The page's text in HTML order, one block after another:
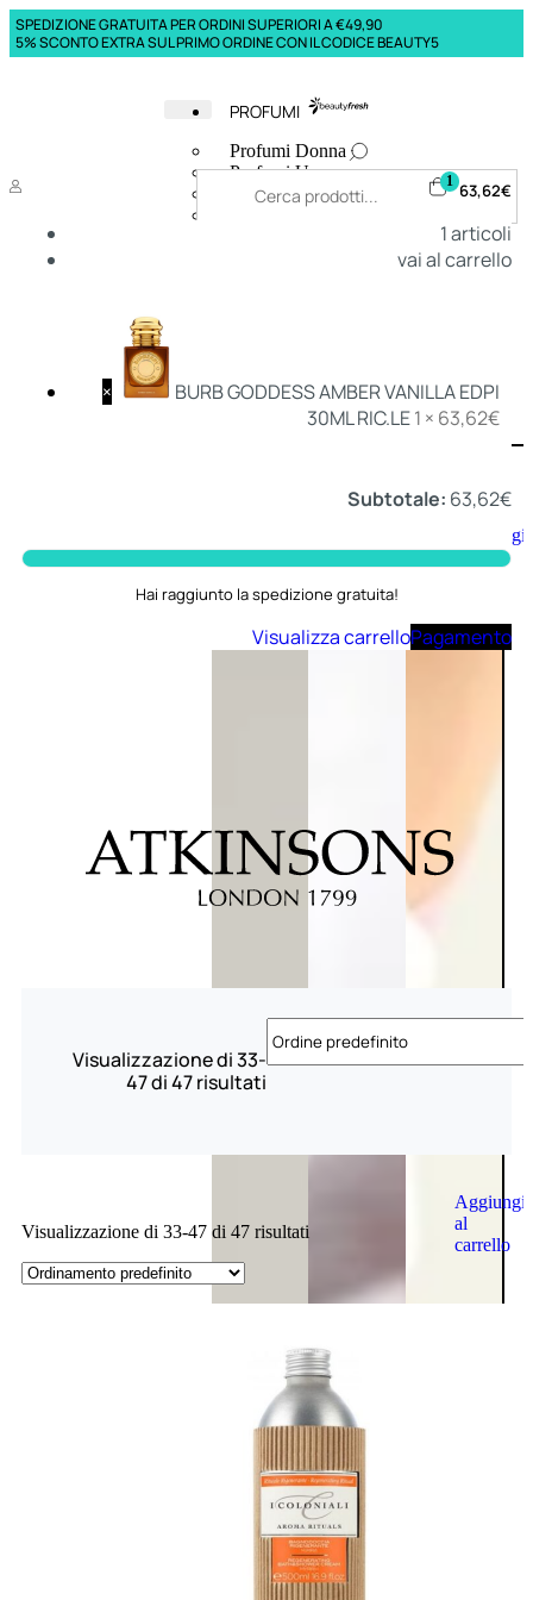
SPEDIZIONE GRATUITA PER ORDINI SUPERIORI A €49,90
5% SCONTO EXTRA SUL PRIMO ORDINE CON IL CODICE BEAUTY5
PROFUMI
Profumi Donna
Profumi Uomo
Deodoranti Donna
Aggiungi
al
Aggiungi
al
carrello
1 63,62€
1articoli
vai al carrello
×
BURB GODDESS AMBER VANILLA EDPI
30ML RIC.LE1 × 63,62€
Subtotale: 63,62€
Hai raggiunto la spedizione gratuita!
Visualizza carrelloPagamento
Visualizzazione di 33-
47 di 47 risultati
Visualizzazione di 33-47 di 47 risultati